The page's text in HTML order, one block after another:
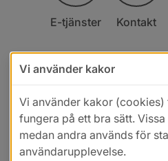
E-tjänster Kontakt
Vi använder kakor
Vi använder kakor
fungera på ett bra sätt.
medan andra används för
användarupplevelse.